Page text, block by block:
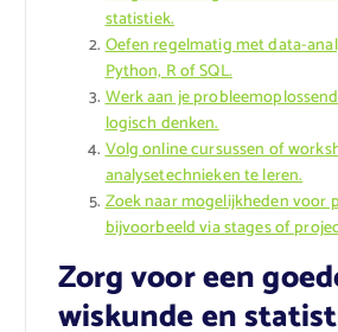
statistiek.
Oefen regelmatig met data-
Python, R of SQL.
Werk aan je
logisch denken.
Volg online cursussen of
analysetechnieken te leren.
Zoek naar mogelijkheden voor
bijvoorbeeld via stages of
Zorg voor een
wiskunde en